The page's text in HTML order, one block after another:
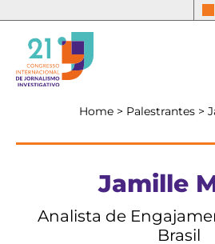
Home > Palestrantes >
Jamille
Analista de
Brasil